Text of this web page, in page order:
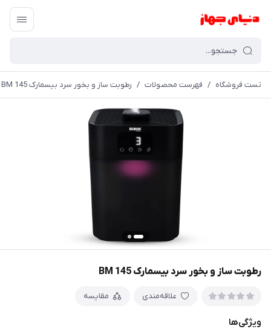
تست فروشگاه / فهرست محصولات / رطوبت ساز و بخور سرد بیسمارک BM 145
رطوبت ساز و بخور سرد بیسمارک BM 145
علاقه‌مندی مقایسه
ویژگی‌ها